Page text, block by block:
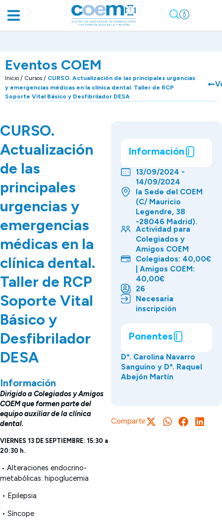
Eventos COEM
Inicio / Cursos / CURSO. Actualización de las principales urgencias
y emergencias médicas en la clínica dental. Taller de RCP
Soporte Vital Básico y Desfibrilador DESA
CURSO.
Actualización
de las
principales
urgencias y
emergencias
médicas en la
clínica dental.
Taller de RCP
Soporte Vital
Básico y
Desfibrilador
DESA
Información
Dirigido a Colegiados y Amigos
COEM que formen parte del
equipo auxiliar de la clínica
dental.
VIERNES 13 DE SEPTIEMBRE: 15:30 a
20:30 h.
• Alteraciones endocrino-
metabólicas: hipoglucemia
• Epilepsia
• Síncope
Información
13/09/2024 -
14/09/2024
la Sede del COEM
(C/ Mauricio
Legendre, 38
-28046 Madrid).
Actividad para
Colegiados y
Amigos COEM
Colegiados: 40,00€
| Amigos COEM:
40,00€
26
Necesaria
inscripción
Ponentes
Dª. Carolina Navarro
Sanguino y Dª. Raquel
Abejón Martín
Compartir